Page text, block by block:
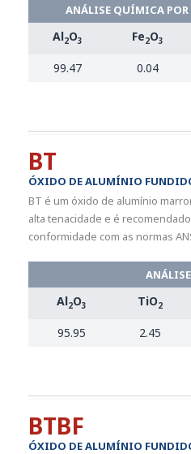
ANÁLISE QUÍMICA POR
Al2O3 Fe2O3
99.47 0.04
BT
ÓXIDO DE ALUMÍNIO
BT é um óxido de alumínio
alta tenacidade e é
conformidade com as normas
Al2O3 TiO2
95.95
2.45
BTBF
ÓXIDO DE ALUMÍNIO